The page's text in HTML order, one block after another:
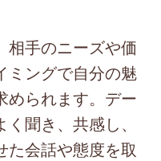
手のニーズや価
ミングで自分の魅
められます。デー
聞き、共感し、
た会話や態度を取